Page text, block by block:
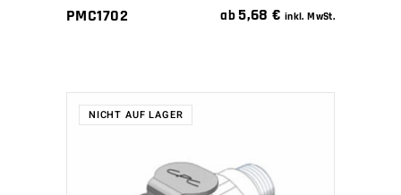
PMC1702 ab5,68€ inkl. MwSt.
NICHT AUF LAGER